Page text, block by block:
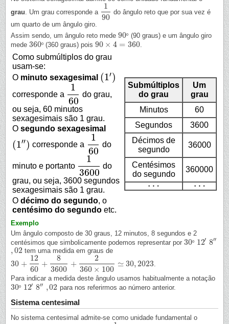
grau . Um grau corresponde a
1
90
190 do ângulo reto que por sua vez é
um quarto de um ângulo giro.
Assim sendo, um ângulo reto mede 90º
90º (90 graus) e um ângulo giro
mede 360º
360º(360 graus) pois 90 × 4 = 360
90×4=360
Como submúltiplos do grau
usam-se:
O minuto sexagesimal (1′)
( 1′)
corresponde a
1
60
160 do grau,
ou seja, 60 minutos
sexagesimais são 1 grau.
O segundo sexagesimal
(1′′)
( 1″) corresponde a
1
60
160 do
minuto e portanto
1
3600
13600 do
grau, ou seja, 3600 segundos
sexagesimais são 1 grau.
O décimo do segundo, o
centésimo do segundo etc.
Submúltiplos
do grau
Um
grau
Minutos
60
Segundos
3600
Décimos de
segundo
36000
Centésimos
do segundo
360000
…
… …
…
Exemplo
Um ângulo composto de 30 graus, 12 minutos, 8 segundos e 2
centésimos que simbolicamente podemos representar por 30º
30º 12′
12′ 8′′
8″
,02
, 02 tem uma medida em graus de
30 +
12
60
+
8
3600
+
2
360 × 100
≃ 30,2023
30+12 60+ 83600+2360 ×100≃30,2023
.
Para indicar a medida deste ângulo usamos habitualmente a notação
30º
30º 12′
12′ 8′′
8″ ,02
,02 para nos referirmos ao número anterior.
Sistema centesimal
No sistema centesimal admite-se como unidade fundamental o